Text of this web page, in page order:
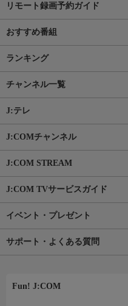
リモート録画予約ガイド
おすすめ番組
ランキング
チャンネル一覧
J:テレ
J:COMチャンネル
J:COM STREAM
J:COM TVサービスガイド
イベント・プレゼント
サポート・よくある質問
Fun! J:COM